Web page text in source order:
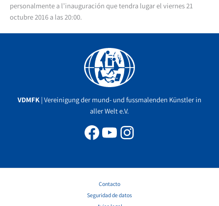
personalmente a l’inauguración que tendra lugar el viernes 21
octubre 2016 a las 20:00.
VDMFK | Vereinigung der mund- und fussmalenden Künstler in
aller Welt e.V.
Facebook
YouTube
Instagram
Contacto
Seguridad de datos